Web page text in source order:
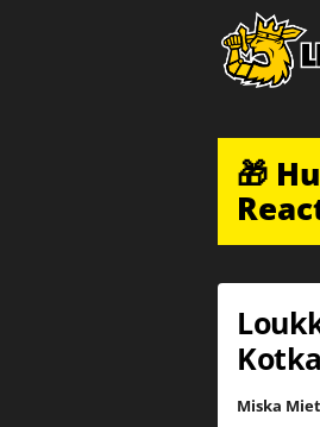
🎁
Miska